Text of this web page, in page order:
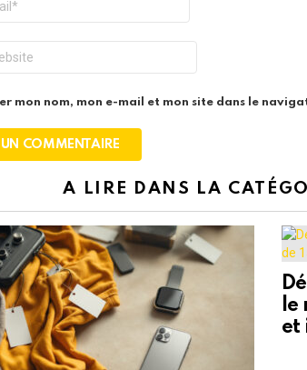
mon nom, mon e-mail et mon site dans le
A LIRE DANS LA
le
et